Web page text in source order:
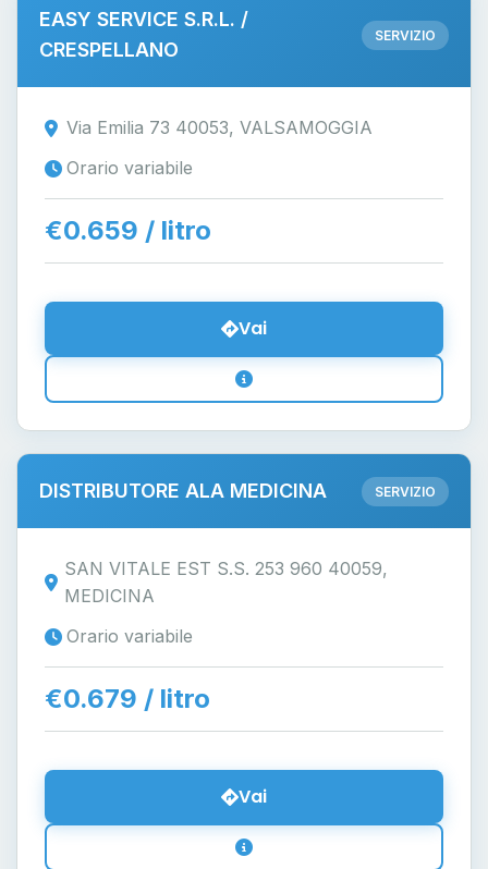
EASY SERVICE S.R.L. /
CRESPELLANO
SERVIZIO
Via Emilia 73 40053, VALSAMOGGIA
Orario variabile
€0.659 / litro
Vai
DISTRIBUTORE ALA MEDICINA SERVIZIO
SAN VITALE EST S.S. 253 960 40059,
MEDICINA
Orario variabile
€0.679 / litro
Vai